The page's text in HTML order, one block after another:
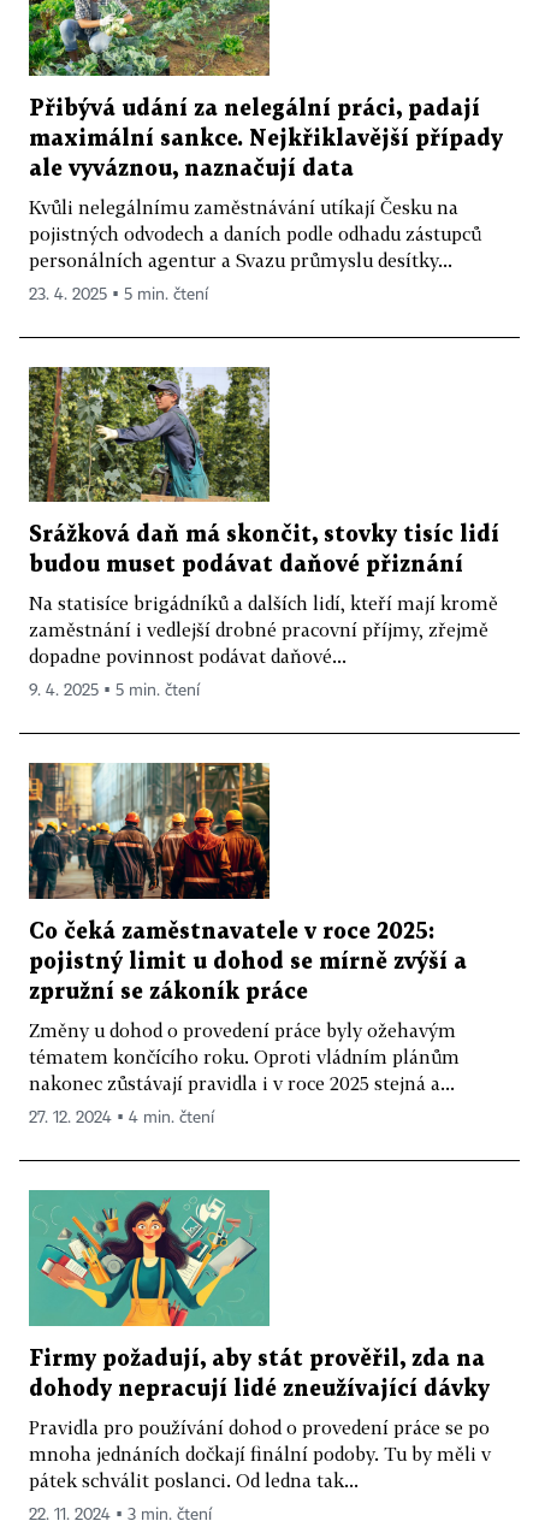
Přibývá udání za nelegální práci, padají
maximální sankce. Nejkřiklavější případy
ale vyváznou, naznačují data
Kvůli nelegálnímu zaměstnávání utíkají Česku na
pojistných odvodech a daních podle odhadu zástupců
personálních agentur a Svazu průmyslu desítky...
23. 4. 2025 ▪ 5 min. čtení
Srážková daň má skončit, stovky tisíc lidí
budou muset podávat daňové přiznání
Na statisíce brigádníků a dalších lidí, kteří mají kromě
zaměstnání i vedlejší drobné pracovní příjmy, zřejmě
dopadne povinnost podávat daňové...
9. 4. 2025 ▪ 5 min. čtení
Co čeká zaměstnavatele v roce 2025:
pojistný limit u dohod se mírně zvýší a
zpružní se zákoník práce
Změny u dohod o provedení práce byly ožehavým
tématem končícího roku. Oproti vládním plánům
nakonec zůstávají pravidla i v roce 2025 stejná a...
27. 12. 2024 ▪ 4 min. čtení
Firmy požadují, aby stát prověřil, zda na
dohody nepracují lidé zneužívající dávky
Pravidla pro používání dohod o provedení práce se po
mnoha jednáních dočkají finální podoby. Tu by měli v
pátek schválit poslanci. Od ledna tak...
22. 11. 2024 ▪ 3 min. čtení